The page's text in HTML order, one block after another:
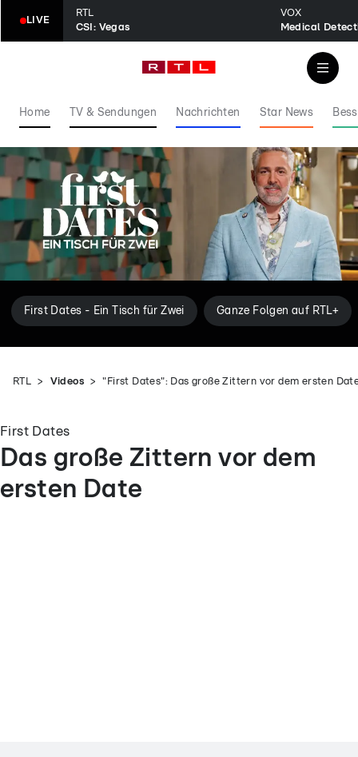
LIVE
RTL
CSI: Vegas
VOX
Home TV & Sendungen Nachrichten Star News
First Dates - Ein Tisch für Zwei Ganze Folgen auf RTL+
RTL Videos "First Dates": Das große Zittern vor dem ersten
First Dates
Das große Zittern vor dem
ersten Date